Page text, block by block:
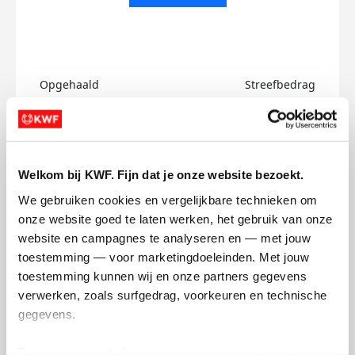
Welkom bij KWF. Fijn dat je onze website bezoekt.
We gebruiken cookies en vergelijkbare technieken om
onze website goed te laten werken, het gebruik van onze
website en campagnes te analyseren en — met jouw
toestemming — voor marketingdoeleinden. Met jouw
toestemming kunnen wij en onze partners gegevens
verwerken, zoals surfgedrag, voorkeuren en technische
gegevens.
Opgehaald
€0
Streefbedrag
€500
Lieke's badges